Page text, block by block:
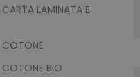
CARTA LAMINATA E
COTONE
COTONE BIO